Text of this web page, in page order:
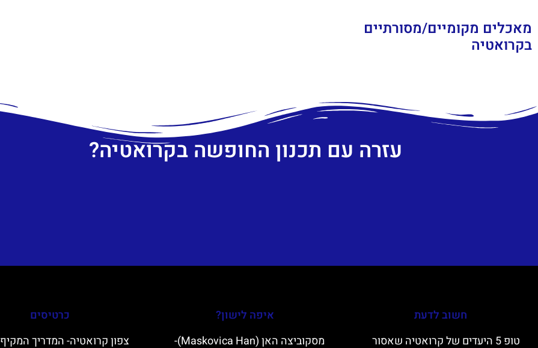
מאכלים מקומיים/מסורתיים
בקרואטיה
עזרה עם תכנון החופשה בקרואטיה?
חשוב לדעת
טופ 5 היעדים של קרואטיה שאסור
איפה לישון?
מסקוביצה האן (Maskovica Han)-
כרטיסים
צפון קרואטיה- המדריך המקיף